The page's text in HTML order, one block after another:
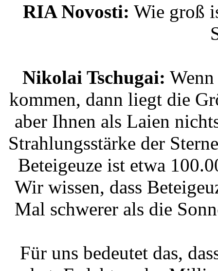
RIA Novosti: Wie groß
Nikolai Tschugai:
kommen, dann liegt die
aber Ihnen als Laien
Strahlungsstärke der
Beteigeuze ist etwa
Wir wissen, dass
Mal schwerer als die
Für uns bedeutet das,